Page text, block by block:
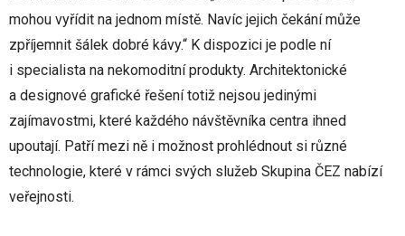
mohou vyřídit na jednom místě. Navíc jejich čekání může
zpříjemnit šálek dobré kávy.“ K dispozici je podle ní
i specialista na nekomoditní produkty. Architektonické
a designové grafické řešení totiž nejsou jedinými
zajímavostmi, které každého návštěvníka centra ihned
upoutají. Patří mezi ně i možnost prohlédnout si různé
technologie, které v rámci svých služeb Skupina ČEZ nabízí
veřejnosti.